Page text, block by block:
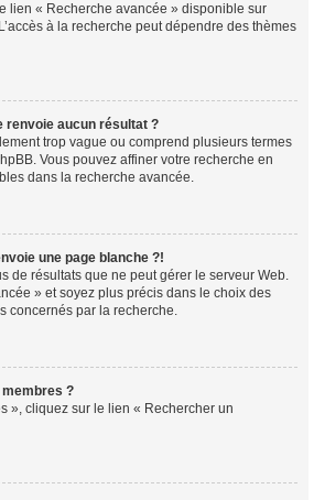
lien « Recherche avancée » disponible sur
à la recherche peut dépendre des thèmes
renvoie aucun résultat ?
trop vague ou comprend plusieurs termes
Vous pouvez affiner votre recherche en
dans la recherche avancée.
une page blanche ?!
de résultats que ne peut gérer le serveur Web.
» et soyez plus précis dans le choix des
concernés par la recherche.
?
», cliquez sur le lien « Rechercher un